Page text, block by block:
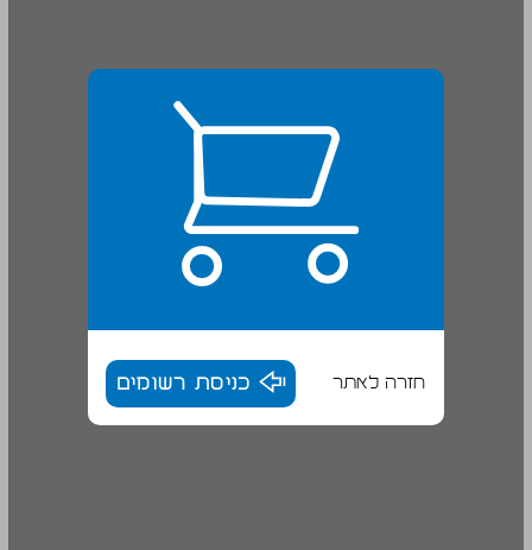
חזרה לאתר כניסת רשומים